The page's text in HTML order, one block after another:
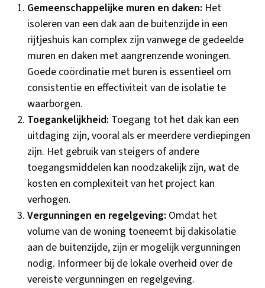
Gemeenschappelijke muren en daken: Het
isoleren van een dak aan de buitenzijde in een
rijtjeshuis kan complex zijn vanwege de gedeelde
muren en daken met aangrenzende woningen.
Goede coördinatie met buren is essentieel om
consistentie en effectiviteit van de isolatie te
waarborgen.
Toegankelijkheid: Toegang tot het dak kan een
uitdaging zijn, vooral als er meerdere verdiepingen
zijn. Het gebruik van steigers of andere
toegangsmiddelen kan noodzakelijk zijn, wat de
kosten en complexiteit van het project kan
verhogen.
Vergunningen en regelgeving: Omdat het
volume van de woning toeneemt bij dakisolatie
aan de buitenzijde, zijn er mogelijk vergunningen
nodig. Informeer bij de lokale overheid over de
vereiste vergunningen en regelgeving.